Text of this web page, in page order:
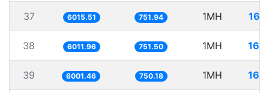
37 6015.51 751.94 1MH
38 6011.96 751.50 1MH
39 6001.46 750.18 1MH